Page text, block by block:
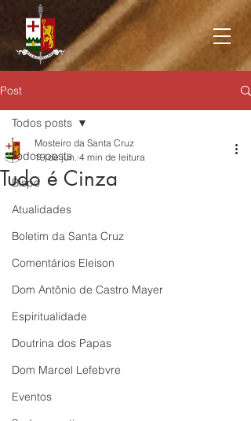
Post
Todos posts
Bispo
Atualidades
Boletim da Santa Cruz
Comentários Eleison
Dom Antônio de Castro Mayer
Espiritualidade
Doutrina dos Papas
Dom Marcel Lefebvre
Eventos
Todos posts
Tudo é Cinza
Mosteiro da Santa Cruz
19 de jun. 4 min de leitura